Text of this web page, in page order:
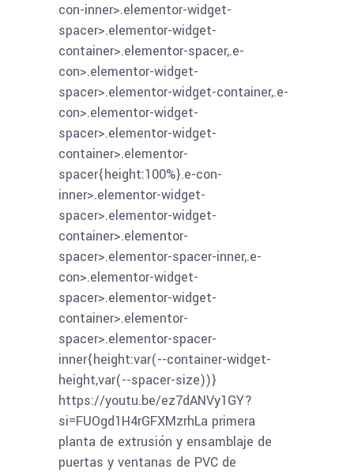
con-inner>.elementor-widget-
spacer>.elementor-widget-
container>.elementor-spacer,.e-
con>.elementor-widget-
spacer>.elementor-widget-container,.e-
con>.elementor-widget-
spacer>.elementor-widget-
container>.elementor-
spacer{height:100%}.e-con-
inner>.elementor-widget-
spacer>.elementor-widget-
container>.elementor-
spacer>.elementor-spacer-inner,.e-
con>.elementor-widget-
spacer>.elementor-widget-
container>.elementor-
spacer>.elementor-spacer-
inner{height:var(--container-widget-
height,var(--spacer-size))}
https://youtu.be/ez7dANVy1GY?
si=FUOgd1H4rGFXMzrhLa primera
planta de extrusión y ensamblaje de
puertas y ventanas de PVC de